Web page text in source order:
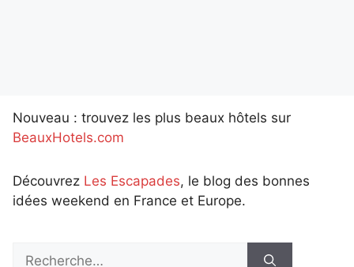
Nouveau : trouvez les plus beaux hôtels sur
BeauxHotels.com
Découvrez Les Escapades, le blog des bonnes
idées weekend en France et Europe.